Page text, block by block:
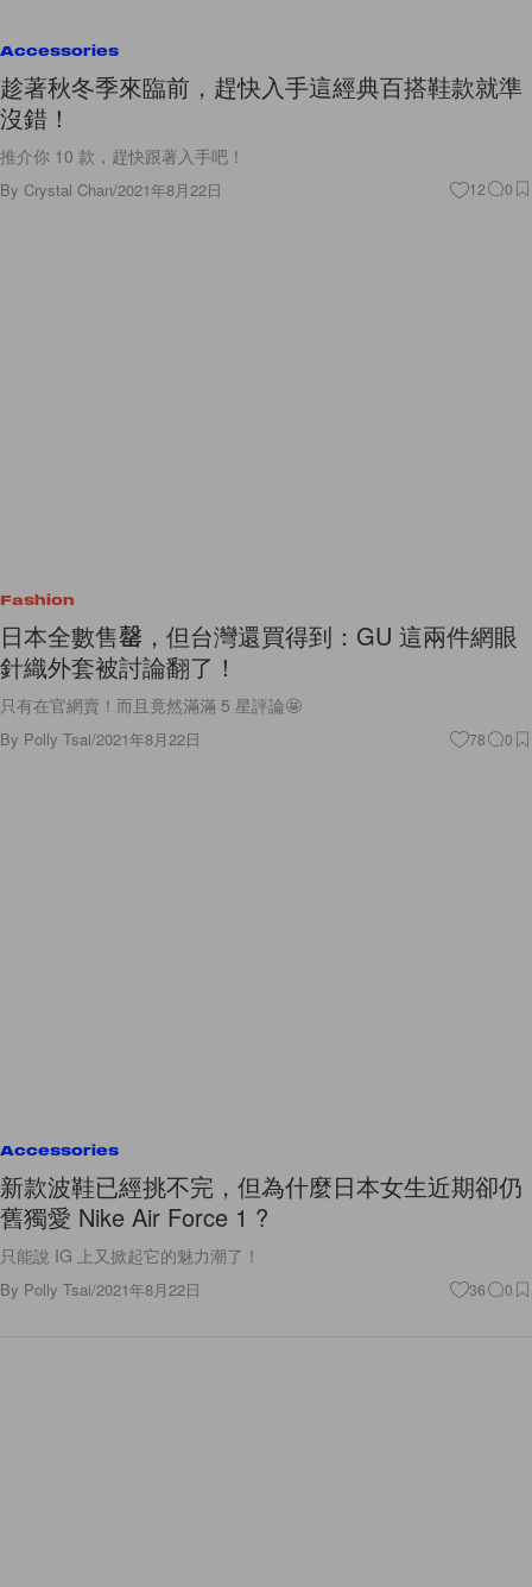
Accessories
趁著秋冬季來臨前，趕快入手這經典百搭鞋款就準
沒錯！
推介你 10 款，趕快跟著入手吧！
By Crystal Chan/2021年8月22日 12 0
Fashion
日本全數售罄，但台灣還買得到：GU 這兩件網眼
針織外套被討論翻了！
只有在官網賣！而且竟然滿滿 5 星評論🤩
By Polly Tsai/2021年8月22日 78 0
Accessories
新款波鞋已經挑不完，但為什麼日本女生近期卻仍
舊獨愛 Nike Air Force 1 ?
只能說 IG 上又掀起它的魅力潮了！
By Polly Tsai/2021年8月22日 36 0